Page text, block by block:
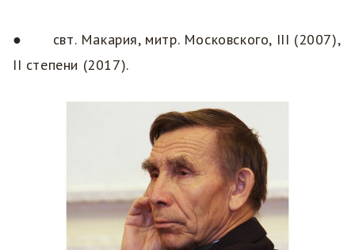
● свт. Макария, митр. Московского, III (2007),
II степени (2017).